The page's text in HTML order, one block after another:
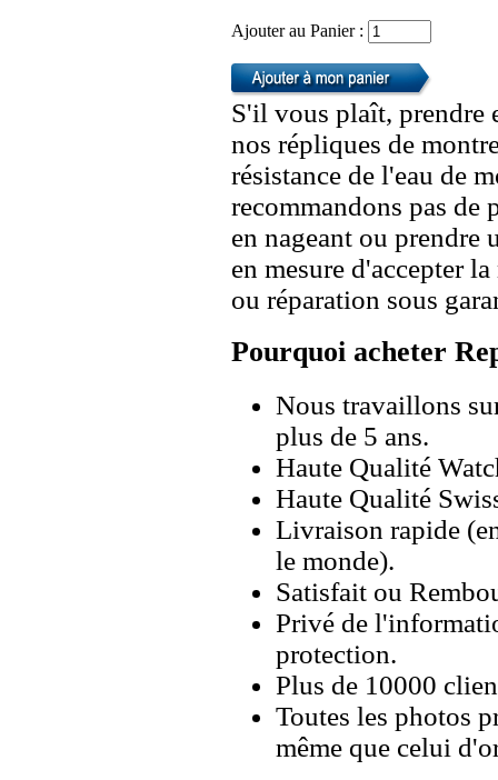
Ajouter au Panier :
S'il vous plaît, prendre
nos répliques de
résistance de l'eau de
recommandons pas de
en nageant ou prendre
en mesure d'accepter
ou réparation sous
Pourquoi acheter
Nous travaillons
plus de 5 ans.
Haute Qualité
Haute Qualité
Livraison rapide
le monde).
Satisfait ou
Privé de
protection.
Plus de 10000
Toutes les photos
même que celui